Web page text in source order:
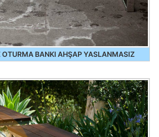
BANKI AHŞAP YASLANMASIZ